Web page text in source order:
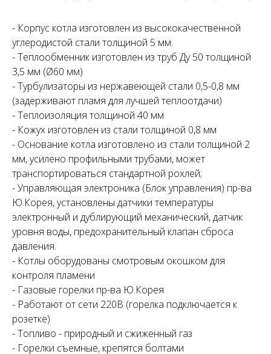
- Корпус котла изготовлен из высококачественной
углеродистой стали толщиной 5 мм.
- Теплообменник изготовлен из труб Ду 50 толщиной
3,5 мм (Ø60 мм)
- Турбулизаторы из нержавеющей стали 0,5-0,8 мм
(задерживают пламя для лучшей теплоотдачи)
- Теплоизоляция толщиной 40 мм
- Кожух изготовлен из стали толщиной 0,8 мм
- Основание котла изготовлено из стали толщиной 2
мм, усилено профильными трубами, может
транспортироваться стандартной рохлей;
- Управляющая электроника (Блок управления) пр-ва
Ю.Корея, установлены датчики температуры
электронный и дублирующий механический, датчик
уровня воды, предохранительный клапан сброса
давления.
- Котлы оборудованы смотровым окошком для
контроля пламени
- Газовые горелки пр-ва Ю.Корея
- Работают от сети 220В (горелка подключается к
розетке)
- Топливо - природный и сжиженный газ
- Горелки съемные, крепятся болтами